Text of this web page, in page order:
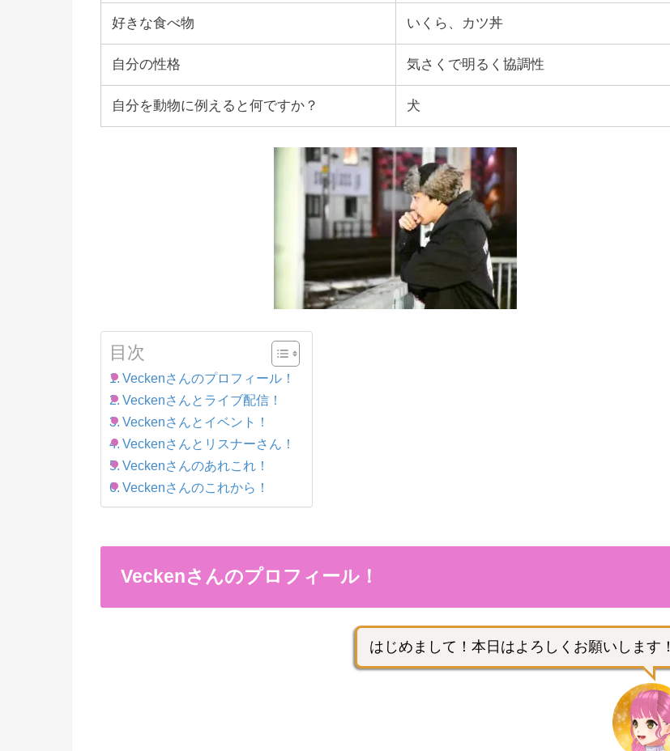
好きな食べ物 いくら、カツ丼
自分の性格 気さくで明るく協調性
自分を動物に例えると何ですか？ 犬
目次
Veckenさんのプロフィール！
Veckenさんとライブ配信！
Veckenさんとイベント！
Veckenさんとリスナーさん！
Veckenさんのあれこれ！
Veckenさんのこれから！
Veckenさんのプロフィール！
はじめまして！本日はよろしくお願いします！